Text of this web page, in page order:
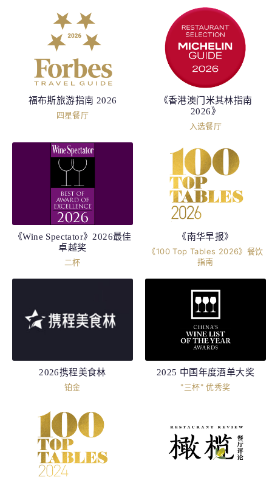
福布斯旅游指南 2026
四星餐厅
《香港澳门米其林指南
2026》
入选餐厅
《Wine Spectator》2026最佳
卓越奖
二杯
《南华早报》
《100 Top Tables 2026》餐饮
指南
2026携程美食林
铂金
2025 中国年度酒单大奖
"三杯" 优秀奖